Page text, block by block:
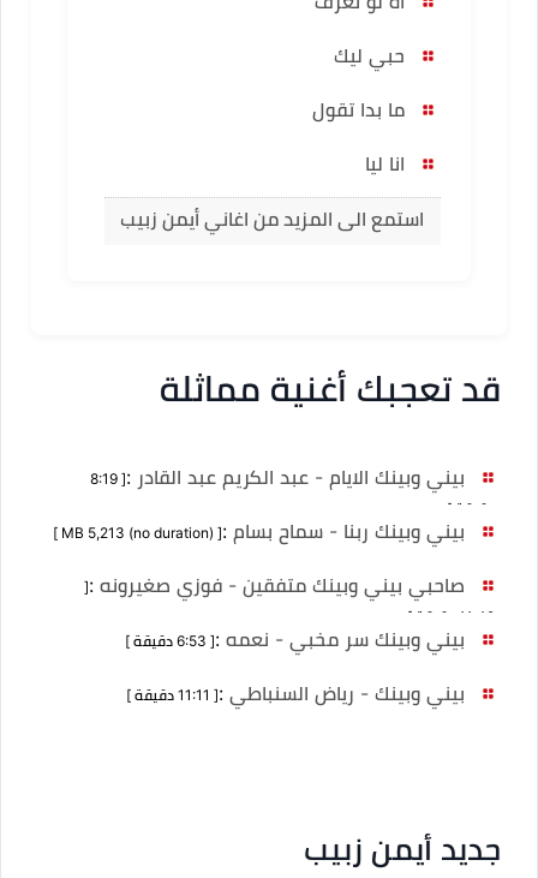
حبي ليك
ما بدا تقول
انا ليا
استمع الى المزيد من اغاني أيمن زبيب
قد تعجبك أغنية مماثلة
بيني وبينك الايام - عبد الكريم عبد القادر :
[ 8:19
دقيقة ]
بيني وبينك ربنا - سماح بسام :
[ MB 5,213 (no duration) ]
صاحبي بيني وبينك متفقين - فوزي صغيرونه :
[
11:42 دقيقة ]
بيني وبينك سر مخبي - نعمه :[ 6:53 دقيقة ]
بيني وبينك - رياض السنباطي :[ 11:11 دقيقة ]
جديد أيمن زبيب